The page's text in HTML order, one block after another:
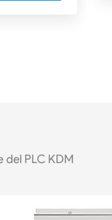
del PLC KDM